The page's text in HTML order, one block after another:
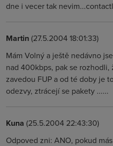
dne i vecer tak
Martin(27.5.2004 18:01:33)
Mám Volný a ještě nedávno
nad 400kbps, pak se
zavedou FUP a od té doby je
odezvy, ztrácejí se pakety ......
Kuna (25.5.2004 22:43:30)
Odpoved zni: ANO, pokud